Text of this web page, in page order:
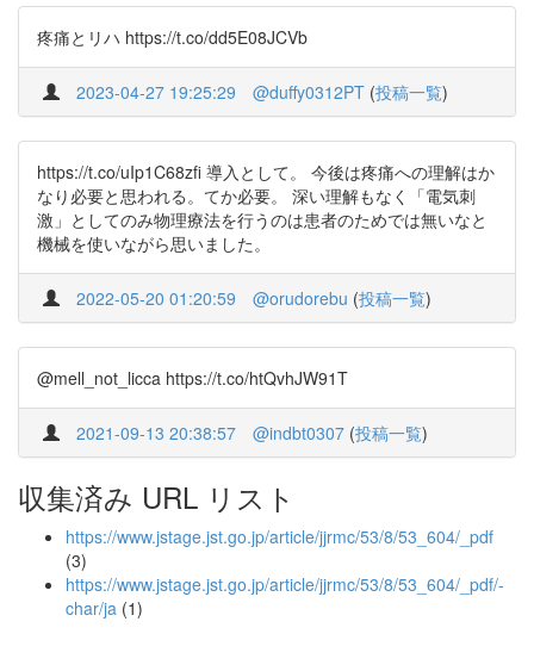
疼痛とリハ https://t.co/dd5E08JCVb
2023-04-27 19:25:29 @duffy0312PT (投稿一覧)
https://t.co/uIp1C68zfi 導入として。 今後は疼痛への理解はか
なり必要と思われる。てか必要。 深い理解もなく「電気刺
激」としてのみ物理療法を行うのは患者のためでは無いなと
機械を使いながら思いました。
2022-05-20 01:20:59 @orudorebu (投稿一覧)
@mell_not_licca https://t.co/htQvhJW91T
2021-09-13 20:38:57 @indbt0307 (投稿一覧)
収集済み URL リスト
https://www.jstage.jst.go.jp/article/jjrmc/53/8/53_604/_pdf
(3)
https://www.jstage.jst.go.jp/article/jjrmc/53/8/53_604/_pdf/-
char/ja (1)